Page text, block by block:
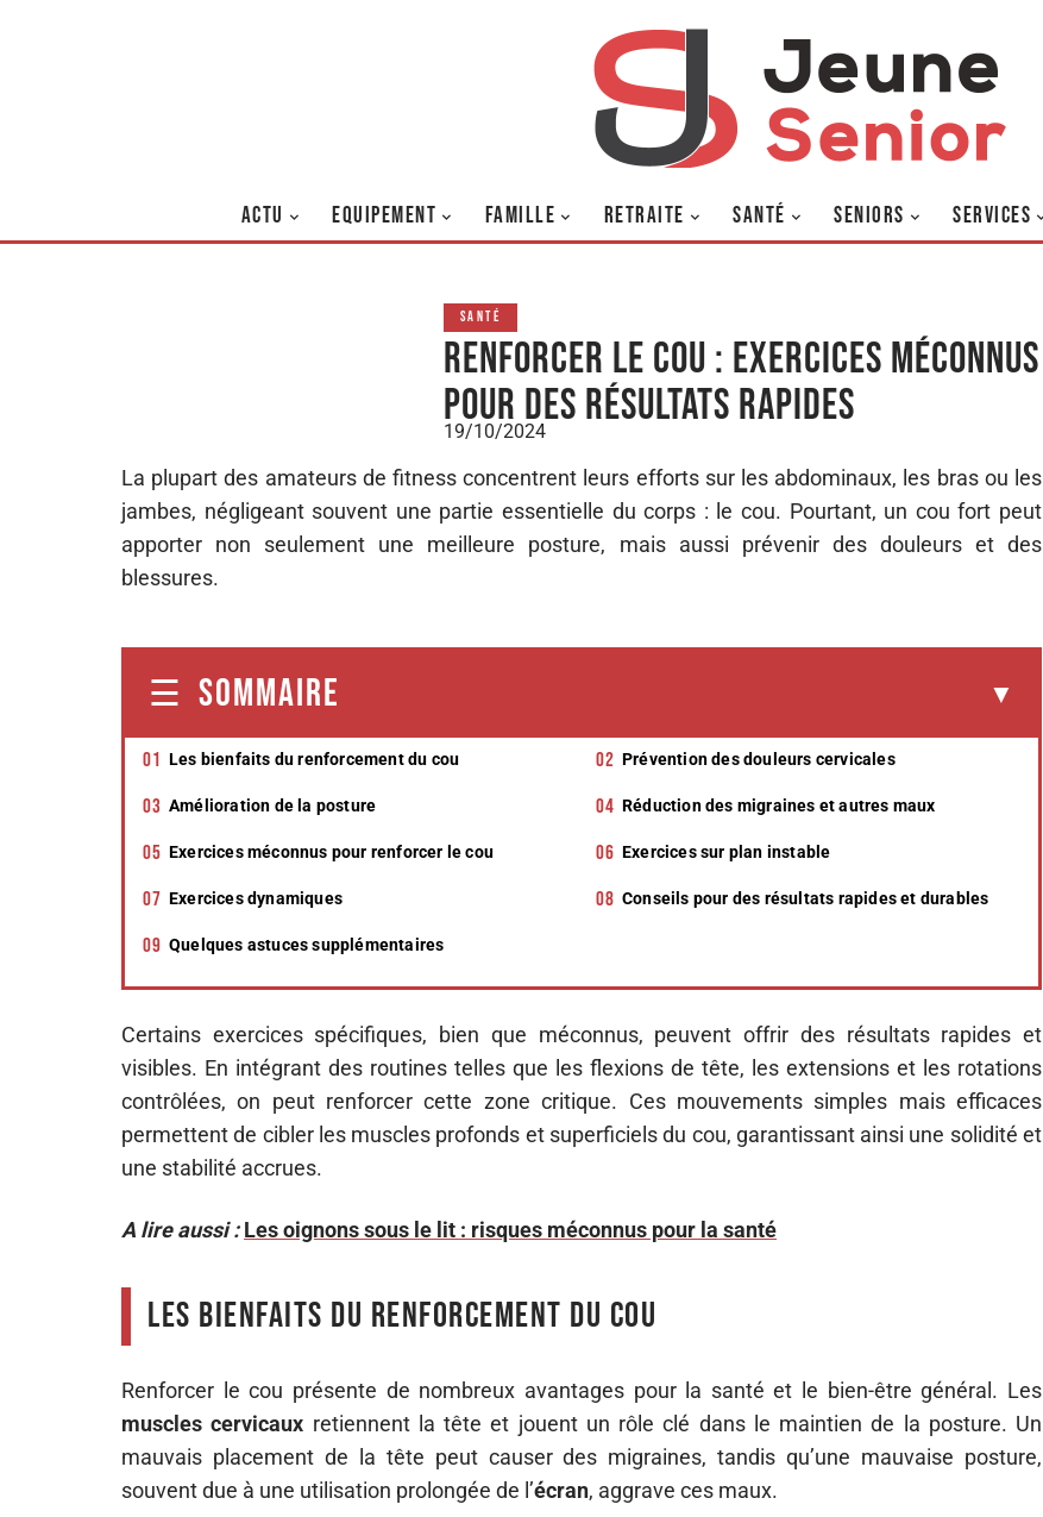
ACTU EQUIPEMENT FAMILLE RETRAITE SANTÉ SENIORS SERVICES
SANTÉ
Renforcer le cou : exercices méconnus
pour des résultats rapides
19/10/2024
La plupart des amateurs de fitness concentrent leurs efforts sur les abdominaux, les bras ou les
jambes, négligeant souvent une partie essentielle du corps : le cou. Pourtant, un cou fort peut
apporter non seulement une meilleure posture, mais aussi prévenir des douleurs et des
blessures.
SOMMAIRE
Les bienfaits du renforcement du cou Prévention des douleurs cervicales
Amélioration de la posture Réduction des migraines et autres maux
Exercices méconnus pour renforcer le cou Exercices sur plan instable
Exercices dynamiques Conseils pour des résultats rapides et durables
Quelques astuces supplémentaires
Certains exercices spécifiques, bien que méconnus, peuvent offrir des résultats rapides et
visibles. En intégrant des routines telles que les flexions de tête, les extensions et les rotations
contrôlées, on peut renforcer cette zone critique. Ces mouvements simples mais efficaces
permettent de cibler les muscles profonds et superficiels du cou, garantissant ainsi une solidité et
une stabilité accrues.
A lire aussi : Les oignons sous le lit : risques méconnus pour la santé
Les bienfaits du renforcement du cou
Renforcer le cou présente de nombreux avantages pour la santé et le bien-être général. Les
muscles cervicaux retiennent la tête et jouent un rôle clé dans le maintien de la posture. Un
mauvais placement de la tête peut causer des migraines, tandis qu’une mauvaise posture,
souvent due à une utilisation prolongée de l’écran, aggrave ces maux.